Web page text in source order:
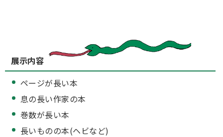
展示内容
ページが長い本
息の長い作家の本
巻数が長い本
長いものの本(ヘビなど)